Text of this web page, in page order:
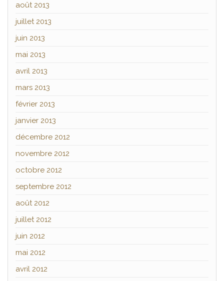
août 2013
juillet 2013
juin 2013
mai 2013
avril 2013
mars 2013
février 2013
janvier 2013
décembre 2012
novembre 2012
octobre 2012
septembre 2012
août 2012
juillet 2012
juin 2012
mai 2012
avril 2012